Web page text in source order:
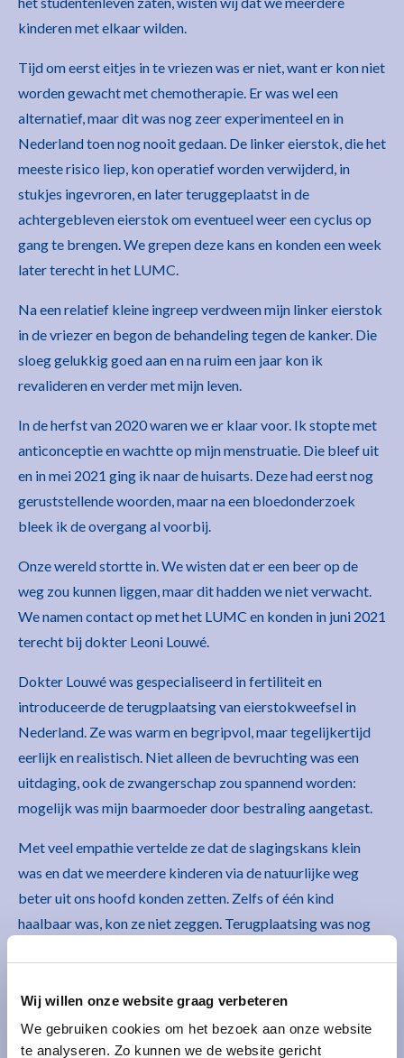
Wij willen onze website graag verbeteren
We gebruiken cookies om het bezoek aan onze website
te analyseren. Zo kunnen we de website gericht
kinderen met elkaar wilden.
Tijd om eerst eitjes in te vriezen was er niet, want er kon niet
worden gewacht met chemotherapie. Er was wel een
alternatief, maar dit was nog zeer experimenteel en in
Nederland toen nog nooit gedaan. De linker eierstok, die het
meeste risico liep, kon operatief worden verwijderd, in
stukjes ingevroren, en later teruggeplaatst in de
achtergebleven eierstok om eventueel weer een cyclus op
gang te brengen. We grepen deze kans en konden een week
later terecht in het LUMC.
Na een relatief kleine ingreep verdween mijn linker eierstok
in de vriezer en begon de behandeling tegen de kanker. Die
sloeg gelukkig goed aan en na ruim een jaar kon ik
revalideren en verder met mijn leven.
In de herfst van 2020 waren we er klaar voor. Ik stopte met
anticonceptie en wachtte op mijn menstruatie. Die bleef uit
en in mei 2021 ging ik naar de huisarts. Deze had eerst nog
geruststellende woorden, maar na een bloedonderzoek
bleek ik de overgang al voorbij.
Onze wereld stortte in. We wisten dat er een beer op de
weg zou kunnen liggen, maar dit hadden we niet verwacht.
We namen contact op met het LUMC en konden in juni 2021
terecht bij dokter Leoni Louwé.
Dokter Louwé was gespecialiseerd in fertiliteit en
introduceerde de terugplaatsing van eierstokweefsel in
Nederland. Ze was warm en begripvol, maar tegelijkertijd
eerlijk en realistisch. Niet alleen de bevruchting was een
uitdaging, ook de zwangerschap zou spannend worden:
mogelijk was mijn baarmoeder door bestraling aangetast.
Met veel empathie vertelde ze dat de slagingskans klein
was en dat we meerdere kinderen via de natuurlijke weg
beter uit ons hoofd konden zetten. Zelfs of één kind
haalbaar was, kon ze niet zeggen. Terugplaatsing was nog
onderzocht worden of de terugplaatsing überhaupt
mogelijk was. Alternatieven zoals adoptie, eiceldonatie,
draagmoederschap en pleegouderschap kwamen ter